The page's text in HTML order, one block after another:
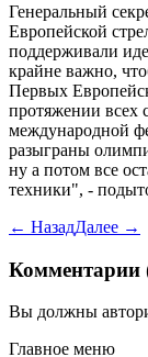
Генеральный
Европейской
поддерживали
крайне важно,
Первых
протяжении всех
международной
разыграны
ну а потом все
техники", -
← НазадДалее →
Комментарии
Вы должны
Главное меню